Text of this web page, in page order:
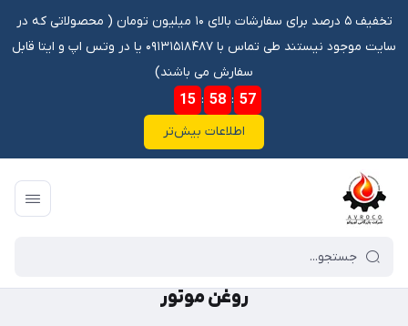
تخفیف ۵ درصد برای سفارشات بالای ۱۰ میلیون تومان ‌‌(‌‌ محصولاتی که در
سایت موجود نیستند طی تماس با ۰۹۱۳۱۵۱۸۴۸۷ یا در وتس اپ و ایتا قابل
سفارش می باشند)
15 : 58 : 57
اطلاعات بیش‌تر
فروشگاه آنلاین آوروکو
روغن موتور